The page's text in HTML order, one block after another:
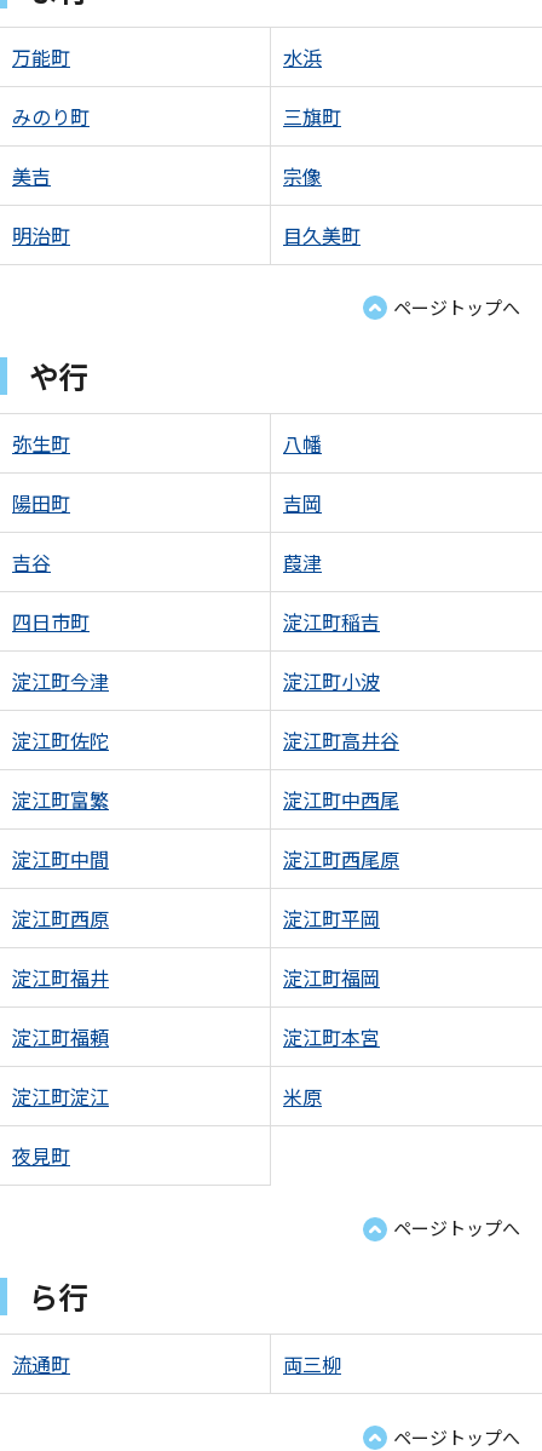
万能町 水浜
みのり町 三旗町
美吉 宗像
明治町 目久美町
ページトップへ
や行
弥生町 八幡
陽田町 吉岡
吉谷 葭津
四日市町 淀江町稲吉
淀江町今津 淀江町小波
淀江町佐陀 淀江町高井谷
淀江町富繁 淀江町中西尾
淀江町中間 淀江町西尾原
淀江町西原 淀江町平岡
淀江町福井 淀江町福岡
淀江町福頼 淀江町本宮
淀江町淀江 米原
夜見町
ページトップへ
ら行
流通町 両三柳
ページトップへ